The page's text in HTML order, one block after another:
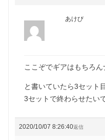
あけび
ここぞでギアはもちろん
と書いていたら3セット
3セットで終わらせたい
2020/10/07 8:26:40返信